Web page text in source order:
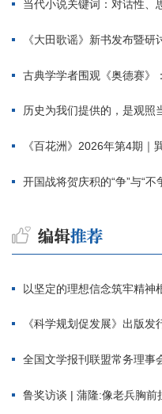
当代小说关键词：对话性、
《大田歌谣》新书发布暨研
古典学学者围观《奥德赛》：
历史为我们提供的，是观照当
《百花洲》2026年第4期｜
开国战将贺庆积的“争”与“不
以坚定的理想信念筑牢精神
《科学规划促发展》出版发
全国文学报刊联盟常务理事
鲁奖访谈 | 蒲隆:像老兵胸前